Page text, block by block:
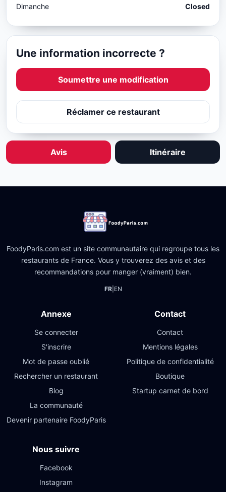
Dimanche Closed
Une information incorrecte ?
Soumettre une modification
Réclamer ce restaurant
Avis Itinéraire
FoodyParis.com est un site communautaire qui regroupe tous les
restaurants de France. Vous y trouverez des avis et des
recommandations pour manger (vraiment) bien.
FR| EN
Annexe
Se connecter
S'inscrire
Mot de passe oublié
Rechercher un restaurant
Blog
La communauté
Devenir partenaire FoodyParis
Contact
Contact
Mentions légales
Politique de confidentialité
Boutique
Startup carnet de bord
Nous suivre
Facebook
Instagram